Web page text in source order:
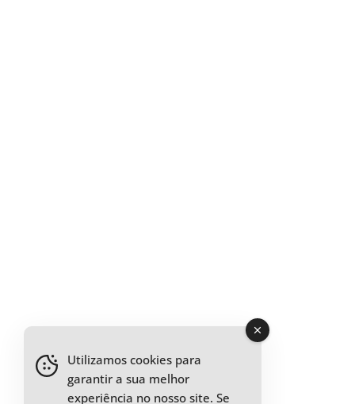
Utilizamos cookies para
garantir a sua melhor
experiência no nosso site. Se